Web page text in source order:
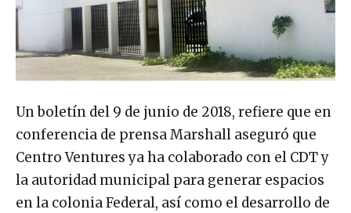
Un boletín del 9 de junio de 2018, refiere que en
conferencia de prensa Marshall aseguró que
Centro Ventures ya ha colaborado con el CDT y
la autoridad municipal para generar espacios
en la colonia Federal, así como el desarrollo de